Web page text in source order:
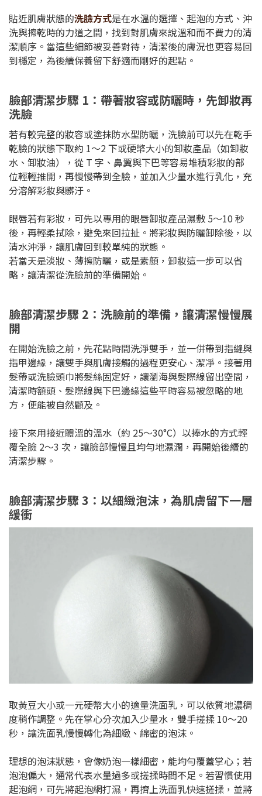
貼近肌膚狀態的洗臉方式是在水溫的選擇、起泡的方式、沖
洗與擦乾時的力道之間，找到對肌膚來說溫和而不費力的清
潔順序。當這些細節被妥善對待，清潔後的膚況也更容易回
到穩定，為後續保養留下舒適而剛好的起點。
臉部清潔步驟 1：帶著妝容或防曬時，先卸妝再
洗臉
若有較完整的妝容或塗抹防水型防曬，洗臉前可以先在乾手
乾臉的狀態下取約 1～2 下或硬幣大小的卸妝產品（如卸妝
水、卸妝油），從 T 字、鼻翼與下巴等容易堆積彩妝的部
位輕輕推開，再慢慢帶到全臉，並加入少量水進行乳化，充
分溶解彩妝與髒汙。
眼唇若有彩妝，可先以專用的眼唇卸妝產品濕敷 5～10 秒
後，再輕柔拭除，避免來回拉扯。將彩妝與防曬卸除後，以
清水沖淨，讓肌膚回到較單純的狀態。
若當天是淡妝、薄擦防曬，或是素顏，卸妝這一步可以省
略，讓清潔從洗臉前的準備開始。
臉部清潔步驟 2：洗臉前的準備，讓清潔慢慢展
開
在開始洗臉之前，先花點時間洗淨雙手，並一併帶到指縫與
指甲邊緣，讓雙手與肌膚接觸的過程更安心、潔凈。接著用
髮帶或洗臉頭巾將髮絲固定好，讓瀏海與髮際線留出空間，
清潔時額頭、髮際線與下巴邊緣這些平時容易被忽略的地
方，便能被自然顧及。
接下來用接近體溫的溫水（約 25～30°C）以捧水的方式輕
覆全臉 2～3 次，讓臉部慢慢且均勻地濕潤，再開始後續的
清潔步驟。
臉部清潔步驟 3：以細緻泡沫，為肌膚留下一層
緩衝
取黃豆大小或一元硬幣大小的適量洗面乳，可以依質地濃稠
度稍作調整。先在掌心分次加入少量水，雙手搓揉 10～20
秒，讓洗面乳慢慢轉化為細緻、綿密的泡沫。
理想的泡沫狀態，會像奶泡一樣細密，能均勻覆蓋掌心；若
泡泡偏大，通常代表水量過多或搓揉時間不足。若習慣使用
起泡網，可先將起泡網打濕，再擠上洗面乳快速搓揉，並將